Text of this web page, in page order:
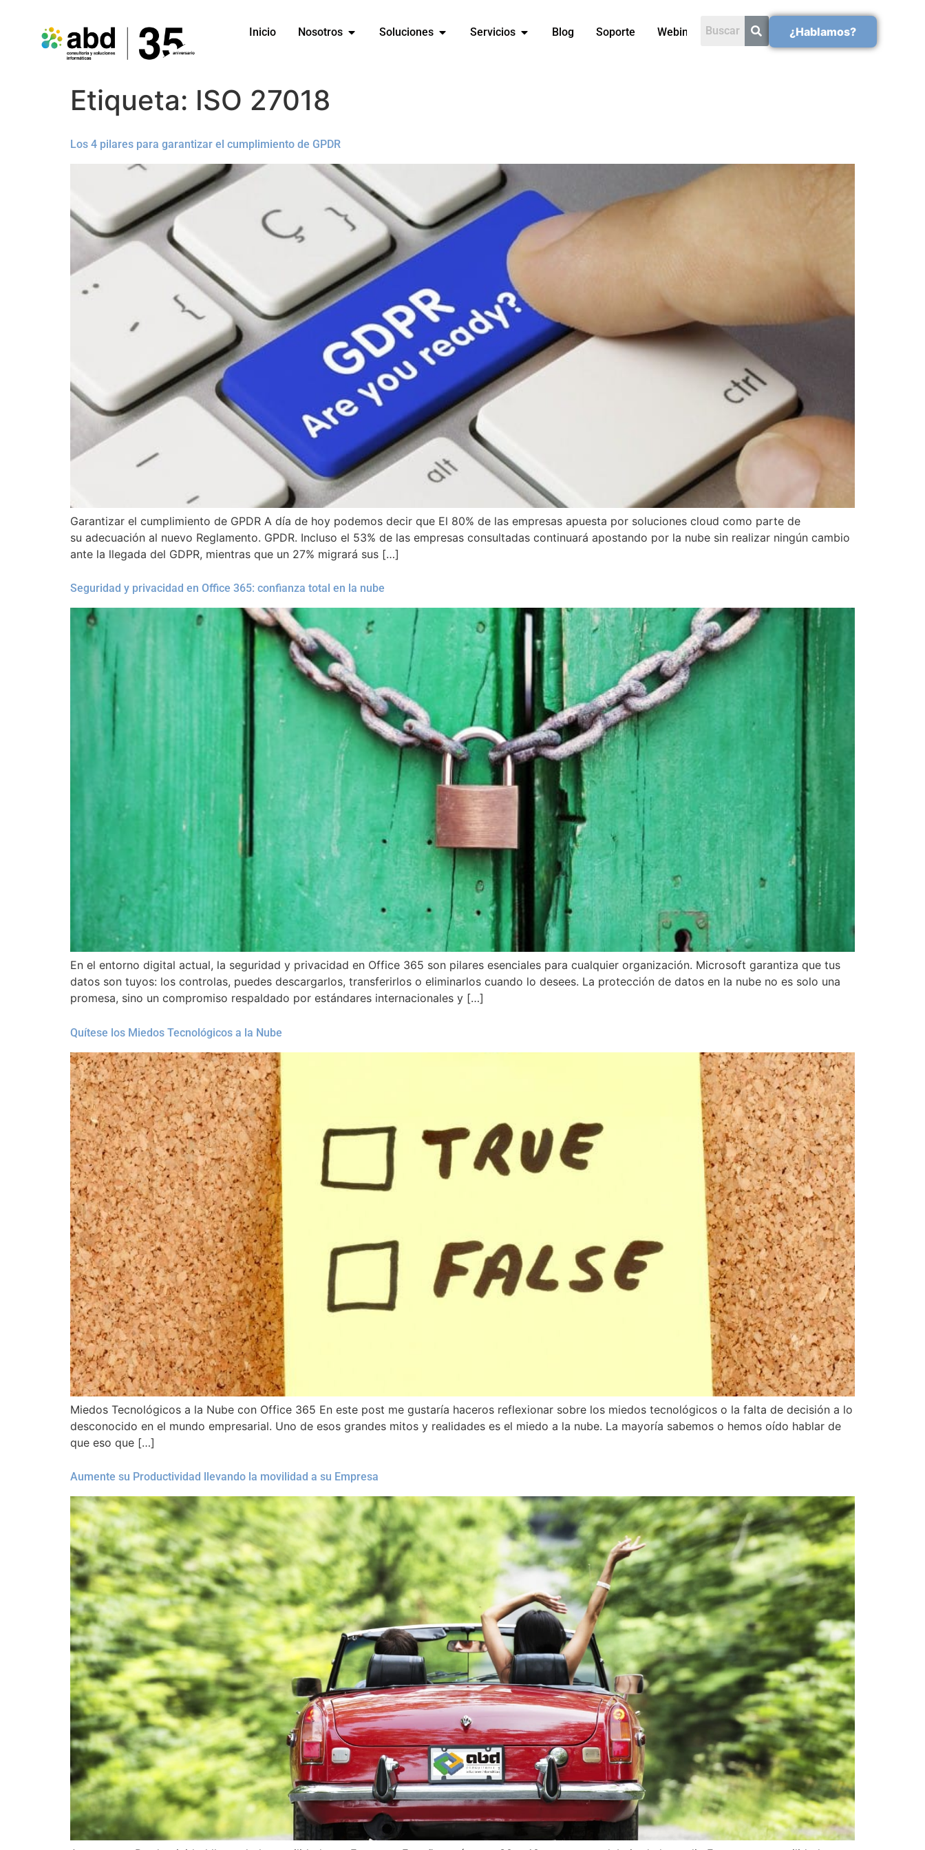
Inicio Nosotros Soluciones Servicios Blog Soporte Webinars ¿Hablamos?
Etiqueta: ISO 27018
Los 4 pilares para garantizar el cumplimiento de GPDR
Garantizar el cumplimiento de GPDR A día de hoy podemos decir que El 80% de las empresas apuesta por soluciones cloud como parte de
su adecuación al nuevo Reglamento. GPDR. Incluso el 53% de las empresas consultadas continuará apostando por la nube sin realizar ningún cambio
ante la llegada del GDPR, mientras que un 27% migrará sus […]
Seguridad y privacidad en Office 365: confianza total en la nube
En el entorno digital actual, la seguridad y privacidad en Office 365 son pilares esenciales para cualquier organización. Microsoft garantiza que tus
datos son tuyos: los controlas, puedes descargarlos, transferirlos o eliminarlos cuando lo desees. La protección de datos en la nube no es solo una
promesa, sino un compromiso respaldado por estándares internacionales y […]
Quítese los Miedos Tecnológicos a la Nube
Miedos Tecnológicos a la Nube con Office 365 En este post me gustaría haceros reflexionar sobre los miedos tecnológicos o la falta de decisión a lo
desconocido en el mundo empresarial. Uno de esos grandes mitos y realidades es el miedo a la nube. La mayoría sabemos o hemos oído hablar de
que eso que […]
Aumente su Productividad llevando la movilidad a su Empresa